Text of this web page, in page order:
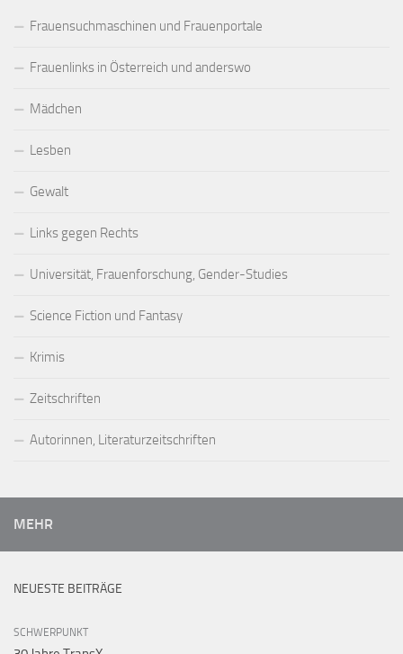
Frauensuchmaschinen und Frauenportale
Frauenlinks in Österreich und anderswo
Mädchen
Lesben
Gewalt
Links gegen Rechts
Universität, Frauenforschung, Gender-Studies
Science Fiction und Fantasy
Krimis
Zeitschriften
Autorinnen, Literaturzeitschriften
MEHR
NEUESTE BEITRÄGE
SCHWERPUNKT